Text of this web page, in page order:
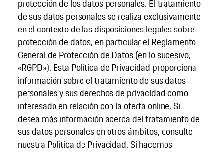
protección de los datos personales. El tratamiento
de sus datos personales se realiza exclusivamente
en el contexto de las disposiciones legales sobre
protección de datos, en particular el Reglamento
General de Protección de Datos (en lo sucesivo,
«RGPD»). Esta Política de Privacidad proporciona
información sobre el tratamiento de sus datos
personales y sus derechos de privacidad como
interesado en relación con la oferta online. Si
desea más información acerca del tratamiento de
sus datos personales en otros ámbitos, consulte
nuestra Política de Privacidad. Si hacemos